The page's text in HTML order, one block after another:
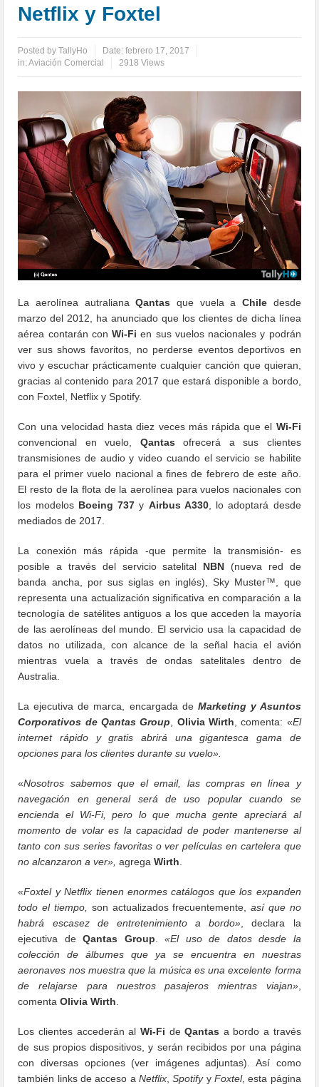
Netflix y Foxtel
Posted byTallyHo Date:febrero 17, 2017
in:Aviación Comercial 2918 Views
La aerolínea autralianaQantas que vuela a Chiledesde
marzo del 2012, ha anunciado que los clientes de dicha línea
aérea contarán conWi-Fi en sus vuelos nacionales y podrán
ver sus shows favoritos, no perderse eventos deportivos en
vivo y escuchar prácticamente cualquier canción que quieran,
gracias al contenido para 2017 que estará disponible a bordo,
con Foxtel, Netflix y Spotify.
Con una velocidad hasta diez veces más rápida que el Wi-Fi
convencional en vuelo, Qantas ofrecerá a sus clientes
transmisiones de audio y video cuando el servicio se habilite
para el primer vuelo nacional a fines de febrero de este año.
El resto de la flota de la aerolínea para vuelos nacionales con
los modelos Boeing 737 y Airbus A330, lo adoptará desde
mediados de 2017.
La conexión más rápida -que permite la transmisión- es
posible a través del servicio satelital NBN (nueva red de
banda ancha, por sus siglas en inglés), Sky Muster™, que
representa una actualización significativa en comparación a la
tecnología de satélites antiguos a los que acceden la mayoría
de las aerolíneas del mundo. El servicio usa la capacidad de
datos no utilizada, con alcance de la señal hacia el avión
mientras vuela a través de ondas satelitales dentro de
Australia.
La ejecutiva de marca, encargada de Marketing y Asuntos
Corporativos de Qantas Group
Olivia Wirth , comenta: «El
internet rápido y gratis abrirá una gigantesca gama de
opciones para los clientes durante su vuelo».
«Nosotros sabemos que el email, las compras en línea y
navegación en general será de uso popular cuando se
encienda el Wi-Fi, pero lo que mucha gente apreciará al
momento de volar es la capacidad de poder mantenerse al
tanto con sus series favoritas o ver películas en cartelera que
no alcanzaron a ver»,agregaWirth
«Foxtel y Netflix tienen enormes catálogos que los expanden
todo el tiempo, son actualizados frecuentemente,así que no
habrá escasez de entretenimiento a bordo» , declara la
ejecutiva deQantas Group .«El uso de datos desde la
colección de álbumes que ya se encuentra en nuestras
aeronaves nos muestra que la música es una excelente forma
de relajarse para nuestros pasajeros mientras viajan»,
comentaOlivia Wirth
Los clientes accederán al Wi-Fi deQantas a bordo a través
de sus propios dispositivos, y serán recibidos por una página
con diversas opciones (ver imágenes adjuntas). Así como
también links de acceso a Netflix ,Spotifyy Foxtel, esta página